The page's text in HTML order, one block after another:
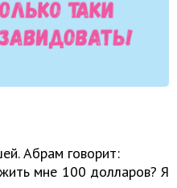
Абрам говорит:
мне 100 долларов? Я